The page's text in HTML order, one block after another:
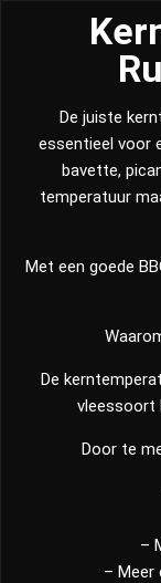
De juiste
essentieel voor
bavette,
temperatuur
Met een goede
De
vleessoort
Door te
–
– Meer